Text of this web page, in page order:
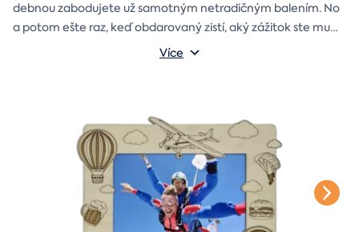
debnou zabodujete už samotným netradičným balením. No
a potom ešte raz, keď obdarovaný zistí, aký zážitok ste mu
darčekovú skladačku
Vonkajšie rozmery: 20 × 20 × 20 cm
Více